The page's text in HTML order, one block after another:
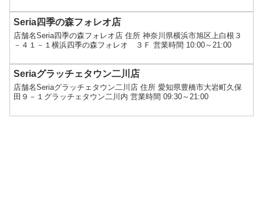
Seria四季の森フォレオ店
店舗名Seria四季の森フォレオ店 住所 神奈川県横浜市旭区上白根３
－４１－１横浜四季の森フォレオ ３Ｆ 営業時間 10:00～21:00
Seriaグラッチェタウン二川店
店舗名Seriaグラッチェタウン二川店 住所 愛知県豊橋市大岩町久保
田９－１グラッチェタウン二川内 営業時間 09:30～21:00